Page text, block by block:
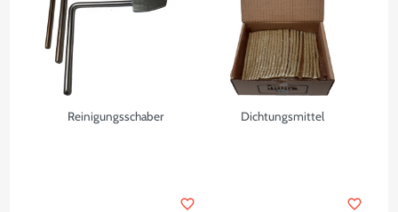
Reinigungsschaber Dichtungsmittel
favorite_border favorite_border